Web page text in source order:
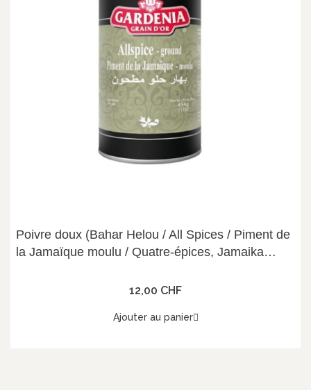
Poivre doux (Bahar Helou / All Spices / Piment de
la Jamaïque moulu / Quatre-épices, Jamaika
12,00 CHF
Ajouter au panier